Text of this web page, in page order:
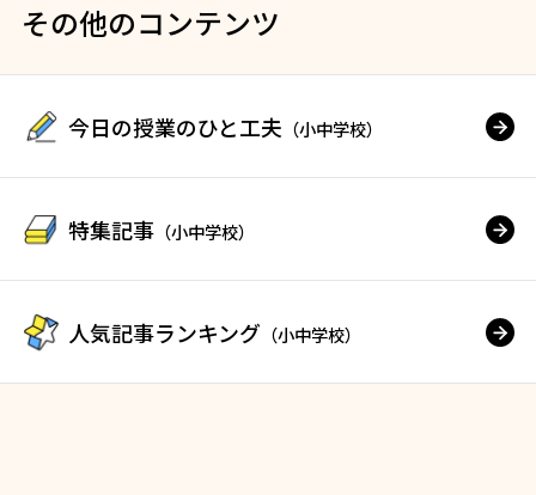
その他のコンテンツ
今日の授業のひと工夫 （小中学校）
特集記事 （小中学校）
人気記事ランキング （小中学校）